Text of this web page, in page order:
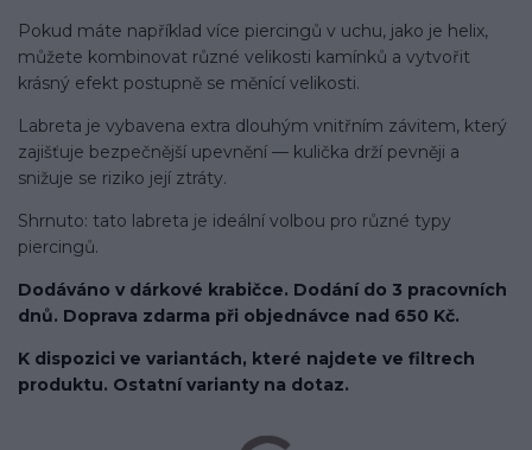
Pokud máte například více piercingů v uchu, jako je helix,
můžete kombinovat různé velikosti kamínků a vytvořit
krásný efekt postupně se měnící velikosti.
Labreta je vybavena extra dlouhým vnitřním závitem, který
zajišťuje bezpečnější upevnění — kulička drží pevněji a
snižuje se riziko její ztráty.
Shrnuto: tato labreta je ideální volbou pro různé typy
piercingů.
Dodáváno v dárkové krabičce. Dodání do 3 pracovních
dnů. Doprava zdarma při objednávce nad 650 Kč.
K dispozici ve variantách, které najdete ve filtrech
produktu. Ostatní varianty na dotaz.